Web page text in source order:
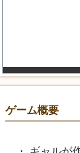
ゲーム概要